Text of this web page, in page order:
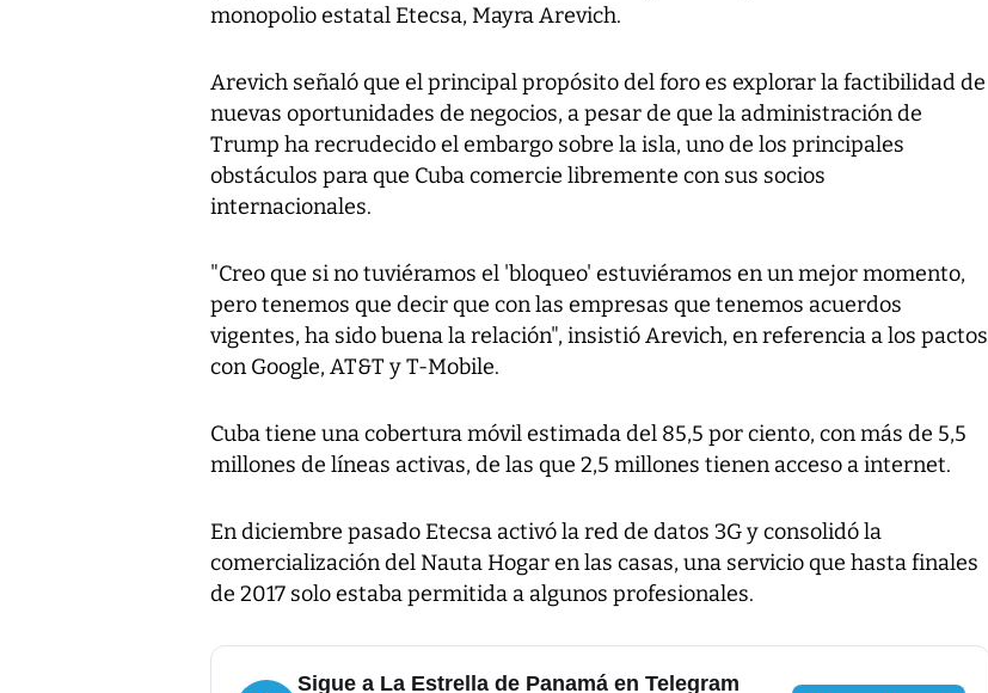
monopolio estatal Etecsa, Mayra Arevich.
Arevich señaló que el principal propósito del foro es explorar la factibilidad de
nuevas oportunidades de negocios, a pesar de que la administración de
Trump ha recrudecido el embargo sobre la isla, uno de los principales
obstáculos para que Cuba comercie libremente con sus socios
internacionales.
"Creo que si no tuviéramos el 'bloqueo' estuviéramos en un mejor momento,
pero tenemos que decir que con las empresas que tenemos acuerdos
vigentes, ha sido buena la relación", insistió Arevich, en referencia a los pactos
con Google, AT&T y T-Mobile.
Cuba tiene una cobertura móvil estimada del 85,5 por ciento, con más de 5,5
millones de líneas activas, de las que 2,5 millones tienen acceso a internet.
En diciembre pasado Etecsa activó la red de datos 3G y consolidó la
comercialización del Nauta Hogar en las casas, una servicio que hasta finales
de 2017 solo estaba permitida a algunos profesionales.
Sigue a La Estrella de Panamá en Telegram